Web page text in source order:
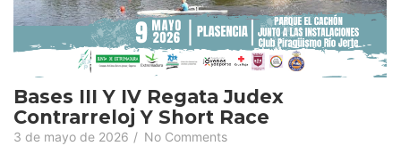
Bases III Y IV Regata Judex
Contrarreloj Y Short Race
3 de mayo de 2026 / No Comments